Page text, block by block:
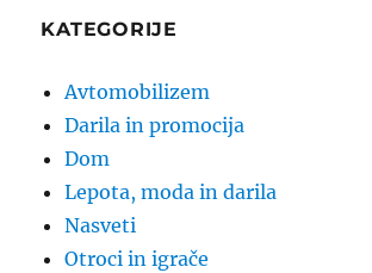
KATEGORIJE
Avtomobilizem
Darila in promocija
Dom
Lepota, moda in darila
Nasveti
Otroci in igrače